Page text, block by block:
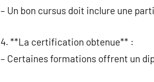
– Un bon cursus doit inclure une
4. **La certification obtenue** :
– Certaines formations offrent un